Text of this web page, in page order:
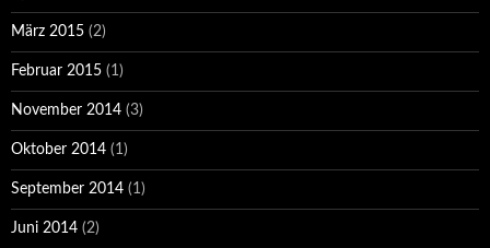
März 2015 (2)
Februar 2015 (1)
November 2014 (3)
Oktober 2014 (1)
September 2014 (1)
Juni 2014 (2)